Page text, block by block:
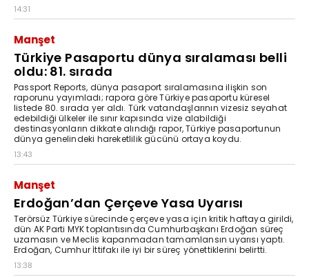
14:31
Manşet
Türkiye Pasaportu dünya sıralaması belli
oldu: 81. sırada
Passport Reports, dünya pasaport sıralamasına ilişkin son
raporunu yayımladı; rapora göre Türkiye pasaportu küresel
listede 80. sırada yer aldı. Türk vatandaşlarının vizesiz seyahat
edebildiği ülkeler ile sınır kapısında vize alabildiği
destinasyonların dikkate alındığı rapor, Türkiye pasaportunun
dünya genelindeki hareketlilik gücünü ortaya koydu.
13:43
Manşet
Erdoğan’dan Çerçeve Yasa Uyarısı
Terörsüz Türkiye sürecinde çerçeve yasa için kritik haftaya girildi,
dün AK Parti MYK toplantısında Cumhurbaşkanı Erdoğan süreç
uzamasın ve Meclis kapanmadan tamamlansın uyarısı yaptı.
Erdoğan, Cumhur İttifakı ile iyi bir süreç yönettiklerini belirtti.
13:38